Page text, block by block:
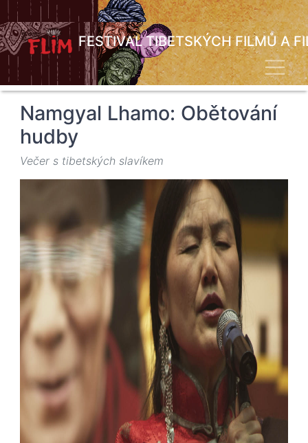
Přejít
k
hlavnímu
obsahu
FESTIVAL TIBETSKÝCH FILMŮ A
Namgyal Lhamo: Obětování
hudby
Večer s tibetských slavíkem